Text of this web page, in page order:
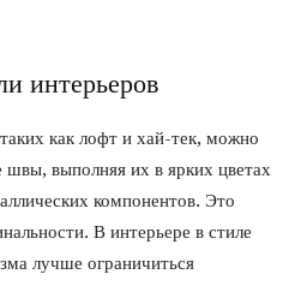
интерьеров
как лофт и хай-тек, можно
швы, выполняя их в ярких цветах
компонентов. Это
В интерьере в стиле
лучше ограничиться